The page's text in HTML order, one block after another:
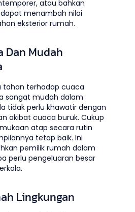
atau bahkan
menambah nilai
eksterior rumah.
Dan Mudah
tahan terhadap cuaca
sangat mudah dalam
tidak perlu khawatir dengan
akibat cuaca buruk. Cukup
atap secara rutin
tetap baik. Ini
pemilik rumah dalam
perlu pengeluaran besar
Lingkungan